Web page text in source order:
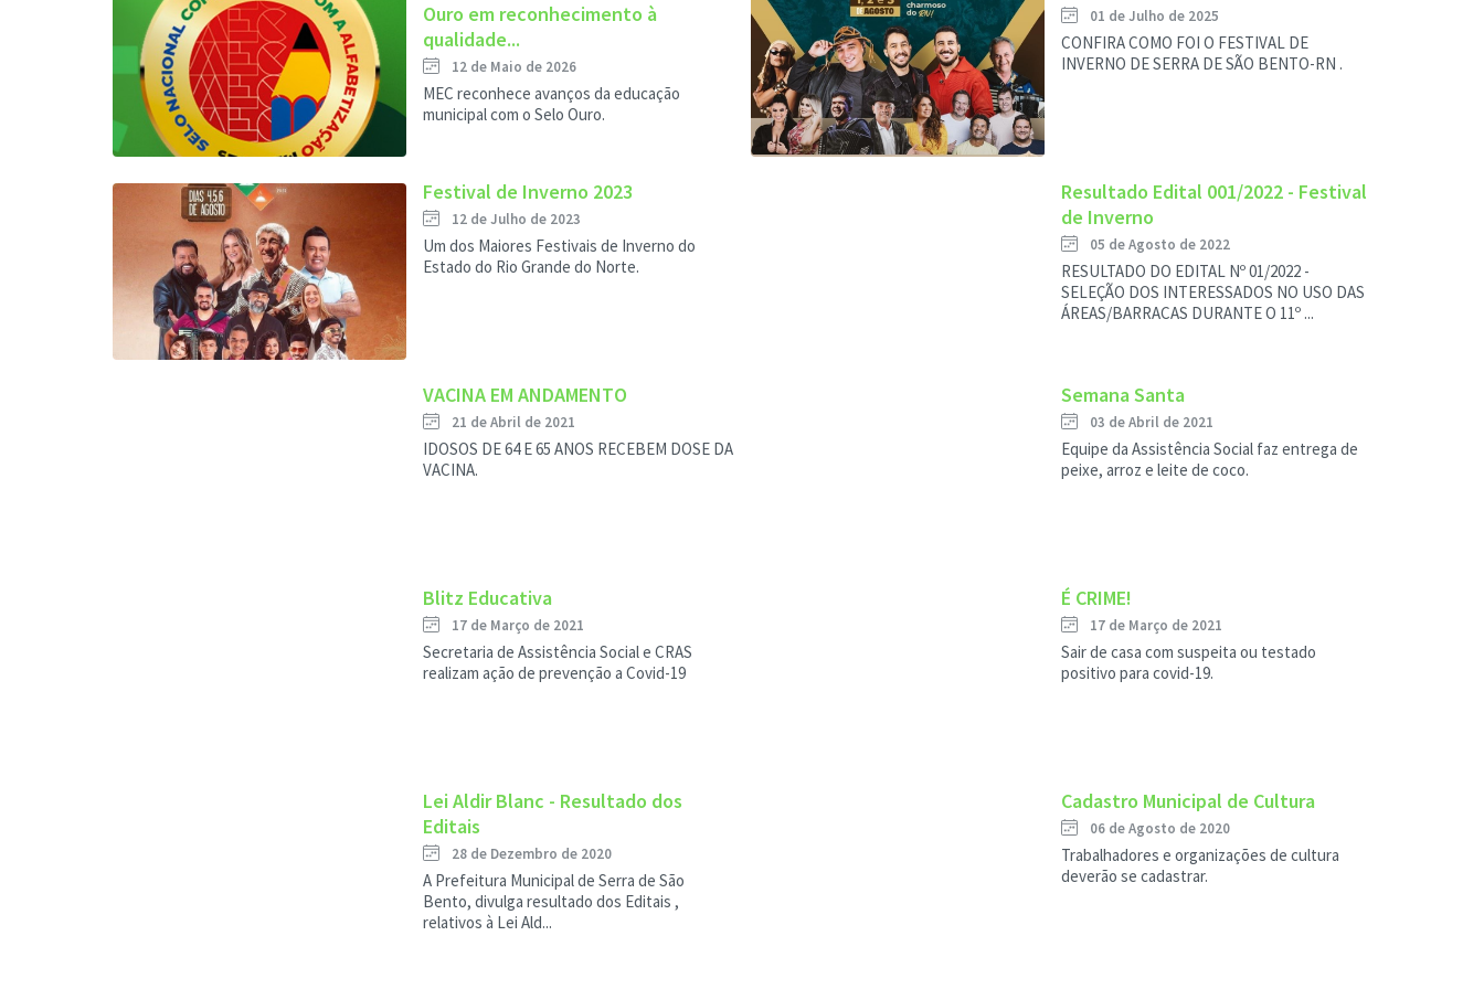
Ouro em reconhecimento à
qualidade...
12 de Maio de 2026
MEC reconhece avanços da educação
municipal com o Selo Ouro.
01 de Julho de 2025
CONFIRA COMO FOI O FESTIVAL DE
INVERNO DE SERRA DE SÃO BENTO-RN .
Festival de Inverno 2023
12 de Julho de 2023
Um dos Maiores Festivais de Inverno do
Estado do Rio Grande do Norte.
Resultado Edital 001/2022 - Festival
de Inverno
05 de Agosto de 2022
RESULTADO DO EDITAL Nº 01/2022 -
SELEÇÃO DOS INTERESSADOS NO USO DAS
ÁREAS/BARRACAS DURANTE O 11º ...
VACINA EM ANDAMENTO
21 de Abril de 2021
IDOSOS DE 64 E 65 ANOS RECEBEM DOSE DA
VACINA.
Semana Santa
03 de Abril de 2021
Equipe da Assistência Social faz entrega de
peixe, arroz e leite de coco.
Blitz Educativa
17 de Março de 2021
Secretaria de Assistência Social e CRAS
realizam ação de prevenção a Covid-19
É CRIME!
17 de Março de 2021
Sair de casa com suspeita ou testado
positivo para covid-19.
Lei Aldir Blanc - Resultado dos
Editais
28 de Dezembro de 2020
A Prefeitura Municipal de Serra de São
Bento, divulga resultado dos Editais ,
relativos à Lei Ald...
Cadastro Municipal de Cultura
06 de Agosto de 2020
Trabalhadores e organizações de cultura
deverão se cadastrar.